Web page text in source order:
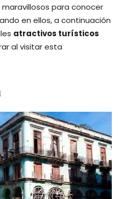
para conocer
en ellos, a continuación
atractivos turísticos
al visitar esta